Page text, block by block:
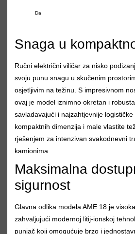
Da
Snaga u
Ručni električni viličar za nisko
svoju punu snagu u skučenim
osjetljivim na težinu. S impresivnom
ovaj je model iznimno okretan i
savladavajući i najzahtjevnije
kompaktnih dimenzija i male vlastite
rješenjem za intenzivan svakodnevni
kamionima.
Maksimalna
sigurnost
Glavna odlika modela AME 18 je
zahvaljujući modernoj litij-ionskoj
punjač koji omogućuje brzo i